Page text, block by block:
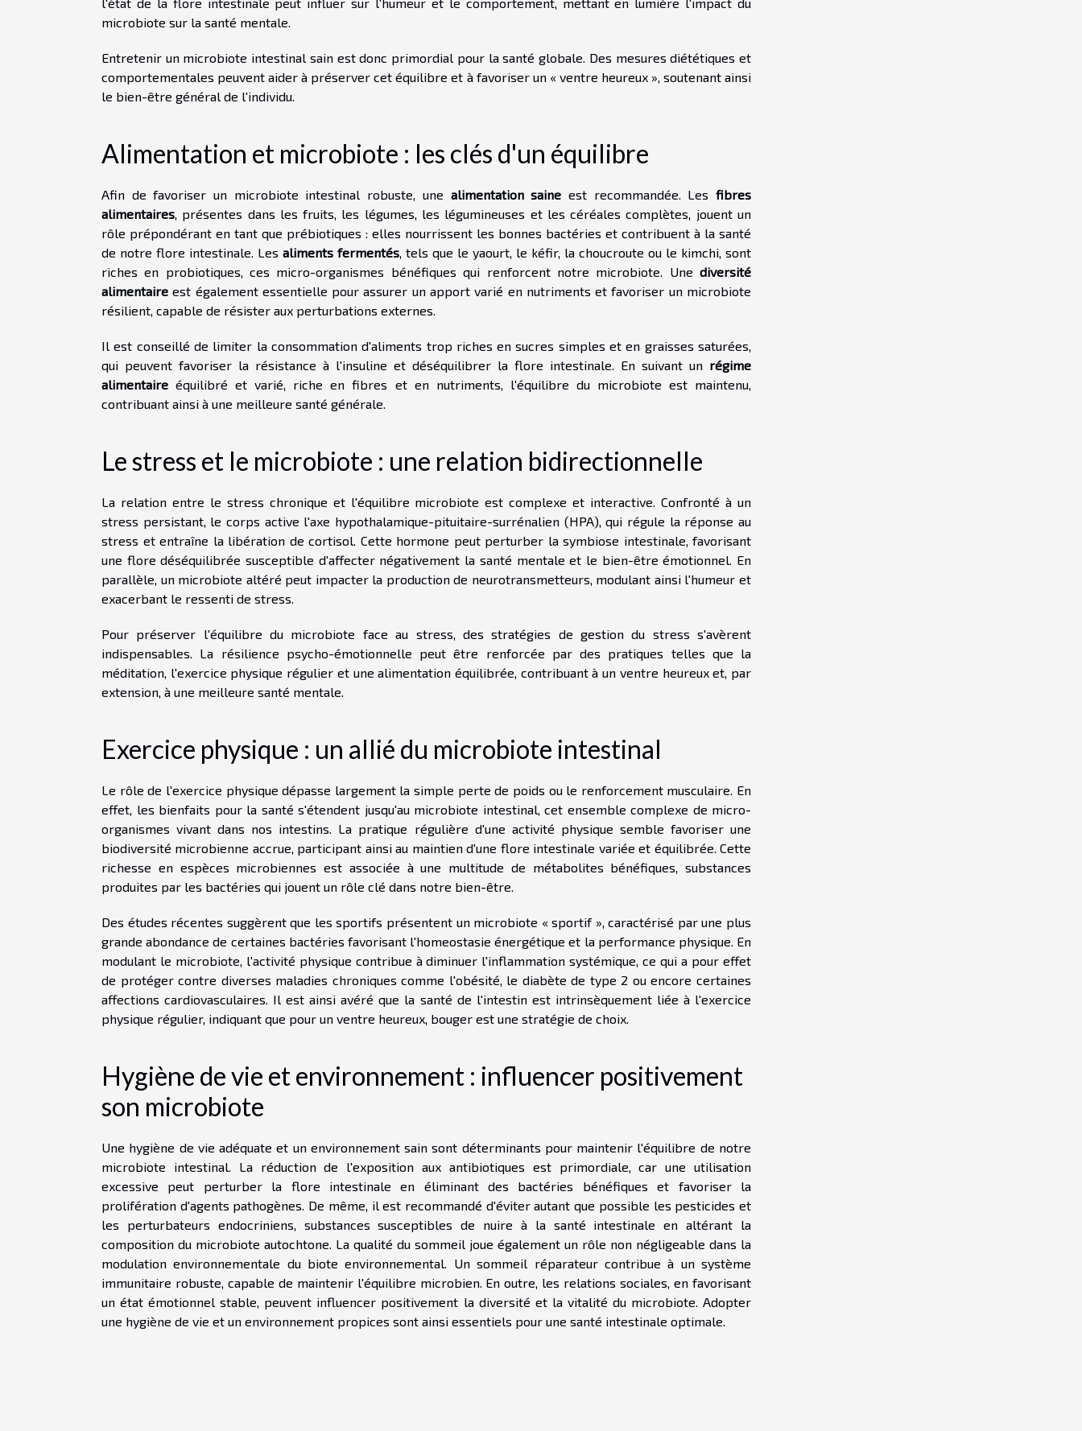
microbiote sur la santé mentale.
Entretenir un microbiote intestinal sain est donc primordial pour la santé globale. Des mesures diététiques et
comportementales peuvent aider à préserver cet équilibre et à favoriser un « ventre heureux », soutenant ainsi
le bien-être général de l'individu.
Alimentation et microbiote : les clés d'un équilibre
Afin de favoriser un microbiote intestinal robuste, une alimentation saine est recommandée. Lesfibres
alimentaires, présentes dans les fruits, les légumes, les légumineuses et les céréales complètes, jouent un
rôle prépondérant en tant que prébiotiques : elles nourrissent les bonnes bactéries et contribuent à la santé
de notre flore intestinale. Les aliments fermentés, tels que le yaourt, le kéfir, la choucroute ou le kimchi, sont
riches en probiotiques, ces micro-organismes bénéfiques qui renforcent notre microbiote. Une diversité
alimentaire est également essentielle pour assurer un apport varié en nutriments et favoriser un microbiote
résilient, capable de résister aux perturbations externes.
Il est conseillé de limiter la consommation d'aliments trop riches en sucres simples et en graisses saturées,
qui peuvent favoriser la résistance à l'insuline et déséquilibrer la flore intestinale. En suivant un régime
alimentaire équilibré et varié, riche en fibres et en nutriments, l'équilibre du microbiote est maintenu,
contribuant ainsi à une meilleure santé générale.
Le stress et le microbiote : une relation bidirectionnelle
La relation entre le stress chronique et l'équilibre microbiote est complexe et interactive. Confronté à un
stress persistant, le corps active l'axe hypothalamique-pituitaire-surrénalien (HPA), qui régule la réponse au
stress et entraîne la libération de cortisol. Cette hormone peut perturber la symbiose intestinale, favorisant
une flore déséquilibrée susceptible d'affecter négativement la santé mentale et le bien-être émotionnel. En
parallèle, un microbiote altéré peut impacter la production de neurotransmetteurs, modulant ainsi l'humeur et
exacerbant le ressenti de stress.
Pour préserver l'équilibre du microbiote face au stress, des stratégies de gestion du stress s'avèrent
indispensables. La résilience psycho-émotionnelle peut être renforcée par des pratiques telles que la
méditation, l'exercice physique régulier et une alimentation équilibrée, contribuant à un ventre heureux et, par
extension, à une meilleure santé mentale.
Exercice physique : un allié du microbiote intestinal
Le rôle de l'exercice physique dépasse largement la simple perte de poids ou le renforcement musculaire. En
effet, les bienfaits pour la santé s'étendent jusqu'au microbiote intestinal, cet ensemble complexe de micro-
organismes vivant dans nos intestins. La pratique régulière d'une activité physique semble favoriser une
biodiversité microbienne accrue, participant ainsi au maintien d'une flore intestinale variée et équilibrée. Cette
richesse en espèces microbiennes est associée à une multitude de métabolites bénéfiques, substances
produites par les bactéries qui jouent un rôle clé dans notre bien-être.
Des études récentes suggèrent que les sportifs présentent un microbiote « sportif », caractérisé par une plus
grande abondance de certaines bactéries favorisant l'homeostasie énergétique et la performance physique. En
modulant le microbiote, l'activité physique contribue à diminuer l'inflammation systémique, ce qui a pour effet
de protéger contre diverses maladies chroniques comme l'obésité, le diabète de type 2 ou encore certaines
affections cardiovasculaires. Il est ainsi avéré que la santé de l'intestin est intrinsèquement liée à l'exercice
physique régulier, indiquant que pour un ventre heureux, bouger est une stratégie de choix.
Hygiène de vie et environnement : influencer positivement
son microbiote
Une hygiène de vie adéquate et un environnement sain sont déterminants pour maintenir l'équilibre de notre
microbiote intestinal. La réduction de l'exposition aux antibiotiques est primordiale, car une utilisation
excessive peut perturber la flore intestinale en éliminant des bactéries bénéfiques et favoriser la
prolifération d'agents pathogènes. De même, il est recommandé d'éviter autant que possible les pesticides et
les perturbateurs endocriniens, substances susceptibles de nuire à la santé intestinale en altérant la
composition du microbiote autochtone. La qualité du sommeil joue également un rôle non négligeable dans la
modulation environnementale du biote environnemental. Un sommeil réparateur contribue à un système
immunitaire robuste, capable de maintenir l'équilibre microbien. En outre, les relations sociales, en favorisant
un état émotionnel stable, peuvent influencer positivement la diversité et la vitalité du microbiote. Adopter
une hygiène de vie et un environnement propices sont ainsi essentiels pour une santé intestinale optimale.